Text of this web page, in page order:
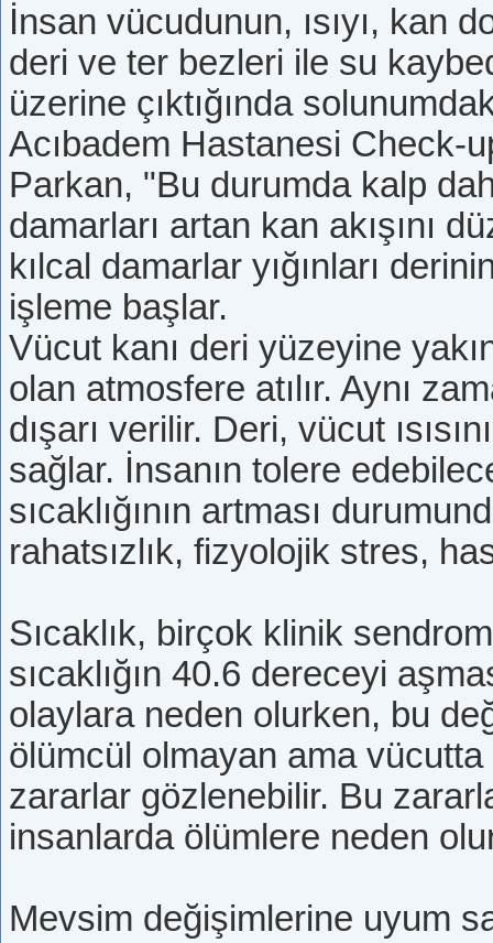
İnsan vücudunun, ısıyı, kan
deri ve ter bezleri ile su
üzerine çıktığında
Acıbadem Hastanesi Check-
Parkan, "Bu durumda kalp
damarları artan kan akışını
kılcal damarlar yığınları
işleme başlar.
Vücut kanı deri yüzeyine
olan atmosfere atılır. Aynı
dışarı verilir. Deri, vücut
sağlar. İnsanın tolere
sıcaklığının artması
rahatsızlık, fizyolojik stres,
Sıcaklık, birçok klinik
sıcaklığın 40.6 dereceyi
olaylara neden olurken, bu
ölümcül olmayan ama vücutta
zararlar gözlenebilir. Bu
insanlarda ölümlere neden
Mevsim değişimlerine uyum